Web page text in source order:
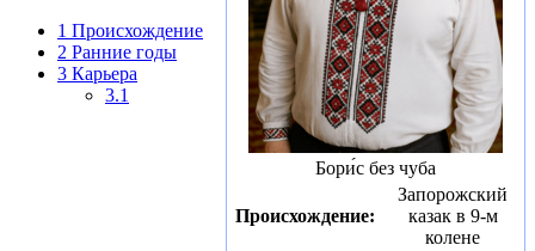
Бори́с без чуба
Происхождение:
Запорожский
казак в 9-м
колене
1 Происхождение
2 Ранние годы
3 Карьера
3.1